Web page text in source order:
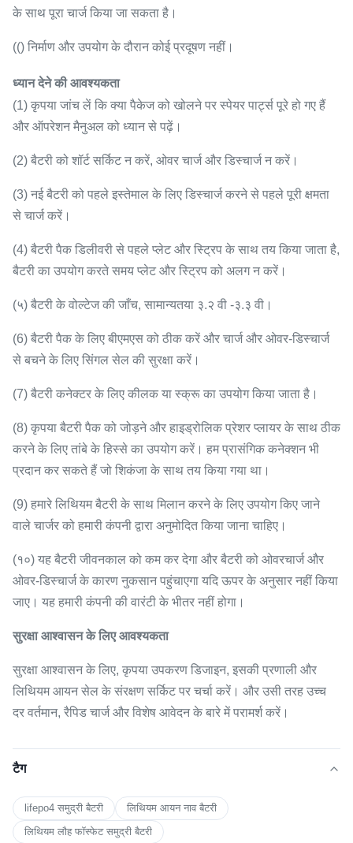
के साथ पूरा चार्ज किया जा सकता है।
(() निर्माण और उपयोग के दौरान कोई प्रदूषण नहीं।
ध्यान देने की आवश्यकता
(1) कृपया जांच लें कि क्या पैकेज को खोलने पर स्पेयर पार्ट्स पूरे हो गए हैं
और ऑपरेशन मैनुअल को ध्यान से पढ़ें।
(2) बैटरी को शॉर्ट सर्किट न करें, ओवर चार्ज और डिस्चार्ज न करें।
(3) नई बैटरी को पहले इस्तेमाल के लिए डिस्चार्ज करने से पहले पूरी क्षमता
से चार्ज करें।
(4) बैटरी पैक डिलीवरी से पहले प्लेट और स्ट्रिप के साथ तय किया जाता है,
बैटरी का उपयोग करते समय प्लेट और स्ट्रिप को अलग न करें।
(५) बैटरी के वोल्टेज की जाँच, सामान्यतया ३.२ वी -३.३ वी।
(6) बैटरी पैक के लिए बीएमएस को ठीक करें और चार्ज और ओवर-डिस्चार्ज
से बचने के लिए सिंगल सेल की सुरक्षा करें।
(7) बैटरी कनेक्टर के लिए कीलक या स्क्रू का उपयोग किया जाता है।
(8) कृपया बैटरी पैक को जोड़ने और हाइड्रोलिक प्रेशर प्लायर के साथ ठीक
करने के लिए तांबे के हिस्से का उपयोग करें। हम प्रासंगिक कनेक्शन भी
प्रदान कर सकते हैं जो शिकंजा के साथ तय किया गया था।
(9) हमारे लिथियम बैटरी के साथ मिलान करने के लिए उपयोग किए जाने
वाले चार्जर को हमारी कंपनी द्वारा अनुमोदित किया जाना चाहिए।
(१०) यह बैटरी जीवनकाल को कम कर देगा और बैटरी को ओवरचार्ज और
ओवर-डिस्चार्ज के कारण नुकसान पहुंचाएगा यदि ऊपर के अनुसार नहीं किया
जाए। यह हमारी कंपनी की वारंटी के भीतर नहीं होगा।
सुरक्षा आश्वासन के लिए आवश्यकता
सुरक्षा आश्वासन के लिए, कृपया उपकरण डिजाइन, इसकी प्रणाली और
लिथियम आयन सेल के संरक्षण सर्किट पर चर्चा करें। और उसी तरह उच्च
दर वर्तमान, रैपिड चार्ज और विशेष आवेदन के बारे में परामर्श करें।
टैग
lifepo4 समुद्री बैटरी
लिथियम आयन नाव बैटरी
लिथियम लौह फॉस्फेट समुद्री बैटरी